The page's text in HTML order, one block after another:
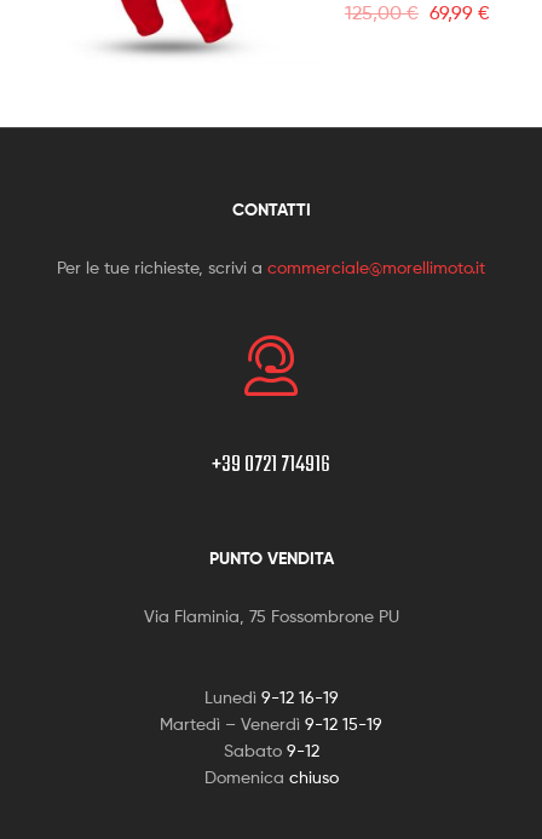
125,00€ 69,99€
CONTATTI
Per le tue richieste, scrivi a commerciale@morellimoto.it
+39 0721 714916
PUNTO VENDITA
Via Flaminia, 75 Fossombrone PU
Lunedì 9-12 16-19
Martedì – Venerdì 9-12 15-19
Sabato 9-12
Domenica chiuso